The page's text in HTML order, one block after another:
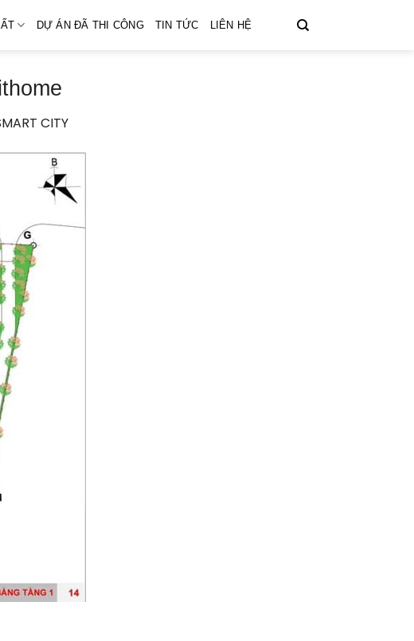
DỰ ÁN ĐÃ THI CÔNG TIN TỨC LIÊN HỆ
CITY